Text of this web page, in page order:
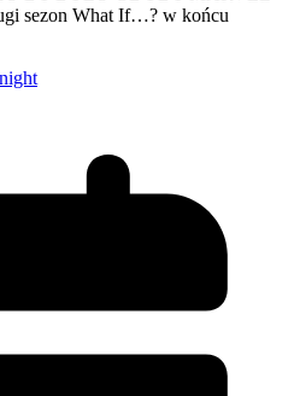
sezon What If…? w końcu